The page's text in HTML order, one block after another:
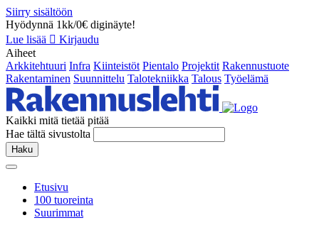
Siirry sisältöön
Hyödynnä 1kk/0€ diginäyte!
Lue lisää
Kirjaudu
Aiheet
Arkkitehtuuri Infra Kiinteistöt Pientalo Projektit Rakennustuote
Rakentaminen Suunnittelu Talotekniikka Talous Työelämä
Kaikki mitä tietää pitää
Hae tältä sivustolta
Haku
Etusivu
100 tuoreinta
Suurimmat